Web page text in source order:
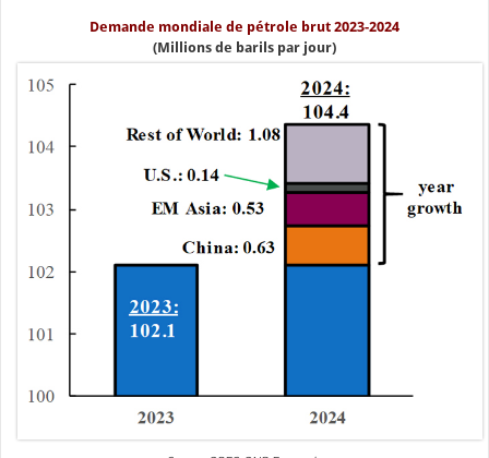
Demande mondiale de pétrole brut 2023-2024
(Millions de barils par jour)